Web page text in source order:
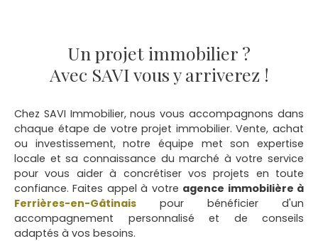
Un projet immobilier ?
Avec SAVI vous y arriverez !
Chez SAVI Immobilier, nous vous accompagnons dans
chaque étape de votre projet immobilier. Vente, achat
ou investissement, notre équipe met son expertise
locale et sa connaissance du marché à votre service
pour vous aider à concrétiser vos projets en toute
confiance. Faites appel à votre agence immobilière à
Ferrières-en-Gâtinais pour bénéficier d'un
accompagnement personnalisé et de conseils
adaptés à vos besoins.